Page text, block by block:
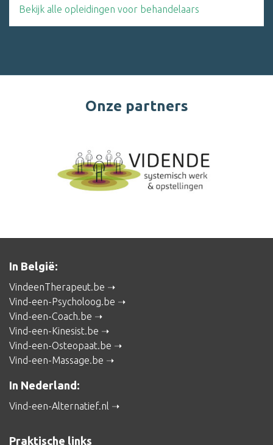
Bekijk alle opleidingen voor behandelaars
Onze partners
In België:
VindeenTherapeut.be
Vind-een-Psycholoog.be
Vind-een-Coach.be
Vind-een-Kinesist.be
Vind-een-Osteopaat.be
Vind-een-Massage.be
In Nederland:
Vind-een-Alternatief.nl
Praktische links